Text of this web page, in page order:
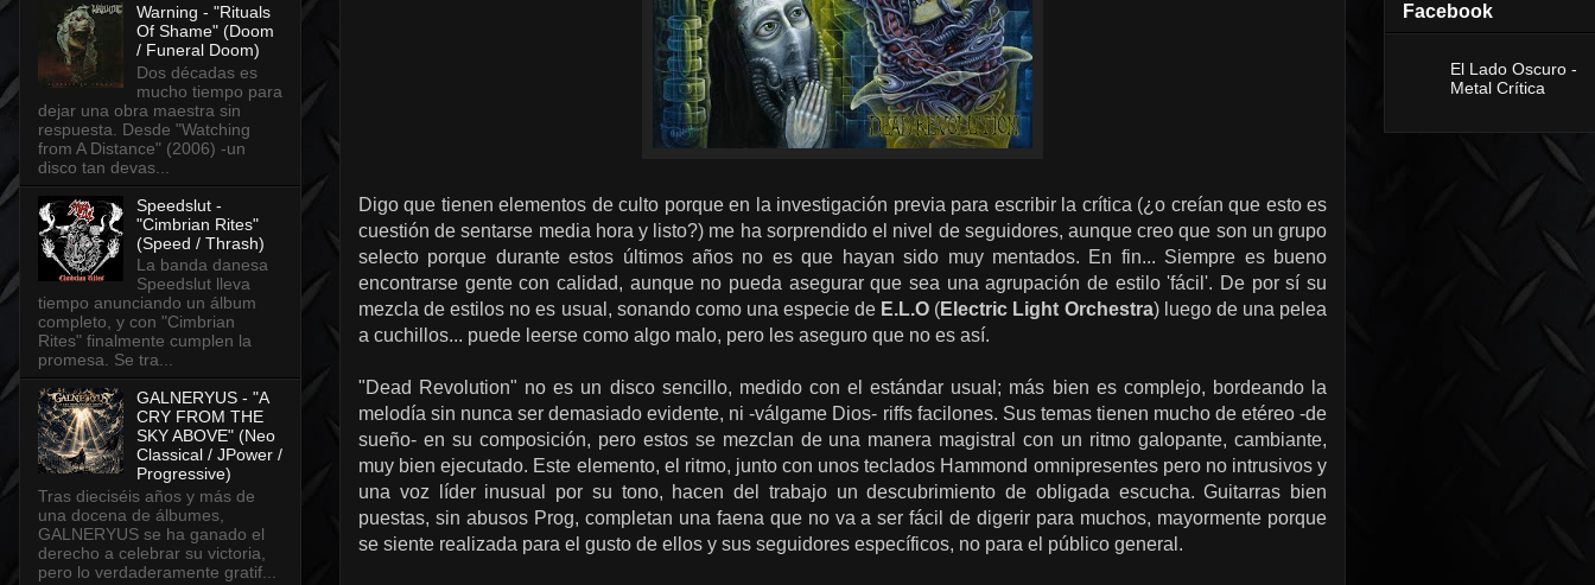
Digo que tienen elementos de culto porque en la investigación previa para escribir la crítica (¿o creían que esto es
cuestión de sentarse media hora y listo?) me ha sorprendido el nivel de seguidores, aunque creo que son un grupo
selecto porque durante estos últimos años no es que hayan sido muy mentados. En fin... Siempre es bueno
encontrarse gente con calidad, aunque no pueda asegurar que sea una agrupación de estilo 'fácil'. De por sí su
mezcla de estilos no es usual, sonando como una especie de E.L.O (Electric Light Orchestra) luego de una pelea
a cuchillos... puede leerse como algo malo, pero les aseguro que no es así.
"Dead Revolution" no es un disco sencillo, medido con el estándar usual; más bien es complejo, bordeando la
melodía sin nunca ser demasiado evidente, ni -válgame Dios- riffs facilones. Sus temas tienen mucho de etéreo -de
sueño- en su composición, pero estos se mezclan de una manera magistral con un ritmo galopante, cambiante,
muy bien ejecutado. Este elemento, el ritmo, junto con unos teclados Hammond omnipresentes pero no intrusivos y
una voz líder inusual por su tono, hacen del trabajo un descubrimiento de obligada escucha. Guitarras bien
puestas, sin abusos Prog, completan una faena que no va a ser fácil de digerir para muchos, mayormente porque
se siente realizada para el gusto de ellos y sus seguidores específicos, no para el público general.
Warning - "Rituals
Of Shame" (Doom
/ Funeral Doom)
Dos décadas es
mucho tiempo para
dejar una obra maestra sin
respuesta. Desde "Watching
from A Distance" (2006) -un
disco tan devas...
Speedslut -
"Cimbrian Rites"
(Speed / Thrash)
La banda danesa
Speedslut lleva
tiempo anunciando un álbum
completo, y con "Cimbrian
Rites" finalmente cumplen la
promesa. Se tra...
GALNERYUS - "A
CRY FROM THE
SKY ABOVE" (Neo
Classical / JPower /
Progressive)
Tras dieciséis años y más de
una docena de álbumes,
GALNERYUS se ha ganado el
derecho a celebrar su victoria,
pero lo verdaderamente gratif...
Facebook
El Lado Oscuro -
Metal Crítica